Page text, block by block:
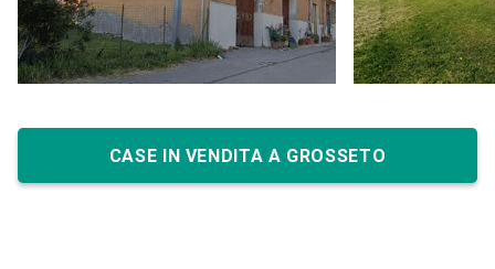
CASE IN VENDITA A GROSSETO